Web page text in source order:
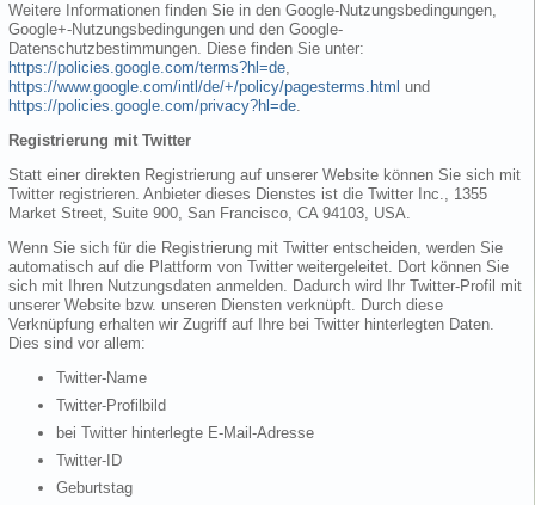
Weitere Informationen finden Sie in den Google-Nutzungsbedingungen,
Google+-Nutzungsbedingungen und den Google-
Datenschutzbestimmungen. Diese finden Sie unter:
https://policies.google.com/terms?hl=de,
https://www.google.com/intl/de/+/policy/pagesterms.html und
https://policies.google.com/privacy?hl=de.
Registrierung mit Twitter
Statt einer direkten Registrierung auf unserer Website können Sie sich mit
Twitter registrieren. Anbieter dieses Dienstes ist die Twitter Inc., 1355
Market Street, Suite 900, San Francisco, CA 94103, USA.
Wenn Sie sich für die Registrierung mit Twitter entscheiden, werden Sie
automatisch auf die Plattform von Twitter weitergeleitet. Dort können Sie
sich mit Ihren Nutzungsdaten anmelden. Dadurch wird Ihr Twitter-Profil mit
unserer Website bzw. unseren Diensten verknüpft. Durch diese
Verknüpfung erhalten wir Zugriff auf Ihre bei Twitter hinterlegten Daten.
Dies sind vor allem:
Twitter-Name
Twitter-Profilbild
bei Twitter hinterlegte E-Mail-Adresse
Twitter-ID
Geburtstag